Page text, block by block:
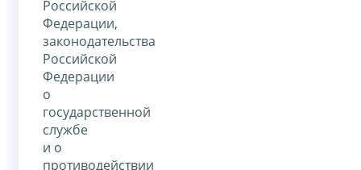
Российской
Федерации,
законодательства
Российской
Федерации
о
государственной
службе
и о
противодействии